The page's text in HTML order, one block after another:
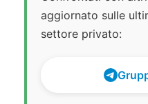
aggiornato sulle
settore privato: